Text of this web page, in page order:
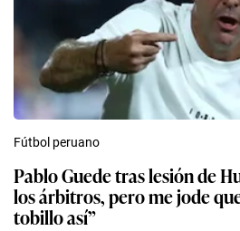
Fútbol peruano
Pablo Guede tras lesión de
los árbitros, pero me jode
tobillo así”